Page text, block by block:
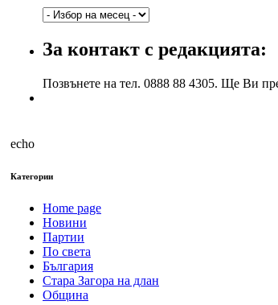
Архив
години
и
За контакт с редакцията:
Позвънете на тел. 0888 88 4305. Ще Ви
echo
Категории
Home page
Новини
Партии
По света
България
Стара Загора на длан
Община